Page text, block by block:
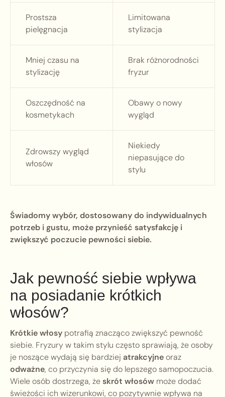
Prostsza
pielęgnacja
Limitowana
stylizacja
Mniej czasu na
stylizację
Brak różnorodności
fryzur
Oszczędność na
kosmetykach
Obawy o nowy
wygląd
Zdrowszy wygląd
włosów
Niekiedy
niepasujące do
stylu
Świadomy wybór, dostosowany do indywidualnych
potrzeb i gustu, może przynieść satysfakcję i
zwiększyć poczucie pewności siebie.
Jak pewność siebie wpływa
na posiadanie krótkich
włosów?
Krótkie włosy potrafią znacząco zwiększyć pewność
siebie. Fryzury w takim stylu często sprawiają, że osoby
je noszące wydają się bardziej atrakcyjneoraz
odważne, co przyczynia się do lepszego samopoczucia.
Wiele osób dostrzega, żeskrót włosów może dodać
świeżości ich wizerunkowi, co pozytywnie wpływa na